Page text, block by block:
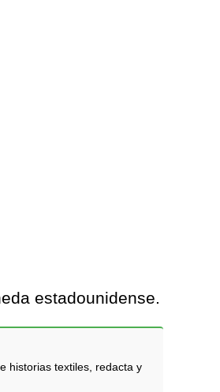
estadounidense.
historias textiles, redacta y